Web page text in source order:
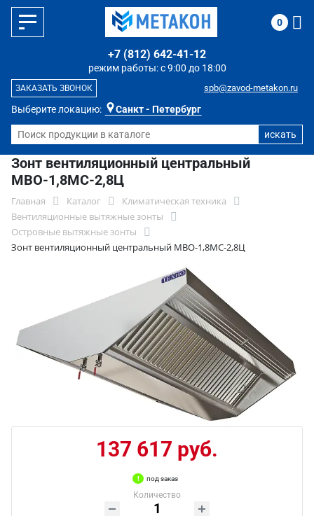
Выберите локацию: Санкт - Петербург
режим работы: с 9:00 до 18:00
+7 (812) 642-41-12
spb@zavod-metakon.ru
ЗАКАЗАТЬ ЗВОНОК
0
Зонт вентиляционный центральный
МВО-1,8МС-2,8Ц
Главная Каталог
Климатическая техника
Вентиляционные вытяжные зонты
Островные вытяжные зонты
Зонт вентиляционный центральный МВО-1,8МС-2,8Ц
137 617 руб.
под заказ
Количество